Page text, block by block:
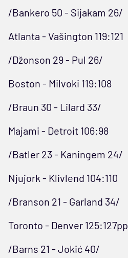
/Bankero 50 - Sijakam 26/
Atlanta - Vašington 119:121
/Džonson 29 - Pul 26/
Boston - Milvoki 119:108
/Braun 30 - Lilard 33/
Majami - Detroit 106:98
/Batler 23 - Kaningem 24/
Njujork - Klivlend 104:110
/Branson 21 - Garland 34/
Toronto - Denver 125:127pp
/Barns 21 - Jokić 40/